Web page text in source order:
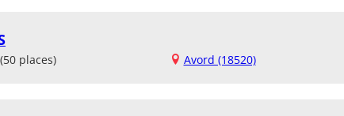
places) Avord (18520)